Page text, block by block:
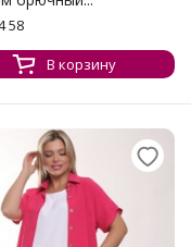
58
В корзину